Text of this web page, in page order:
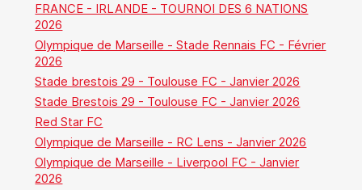
FRANCE - IRLANDE - TOURNOI DES 6 NATIONS
2026
Olympique de Marseille - Stade Rennais FC - Février
2026
Stade brestois 29 - Toulouse FC - Janvier 2026
Stade Brestois 29 - Toulouse FC - Janvier 2026
Red Star FC
Olympique de Marseille - RC Lens - Janvier 2026
Olympique de Marseille - Liverpool FC - Janvier
2026